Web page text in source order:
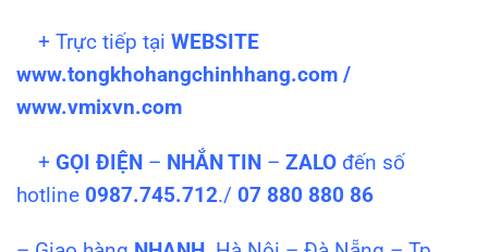
+ Trực tiếp tại WEBSITE
www.tongkhohangchinhhang.com /
www.vmixvn.com
+ GỌI ĐIỆN – NHẮN TIN – ZALO đến số
hotline 0987.745.712./ 07 880 880 86